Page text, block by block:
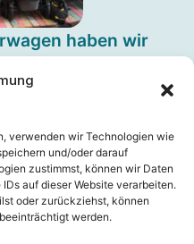
verwenden wir Technologien wie
und/oder darauf
zustimmst, können wir Daten
auf dieser Website verarbeiten.
oder zurückziehst, können
werden.
haben wir
Wir freuen